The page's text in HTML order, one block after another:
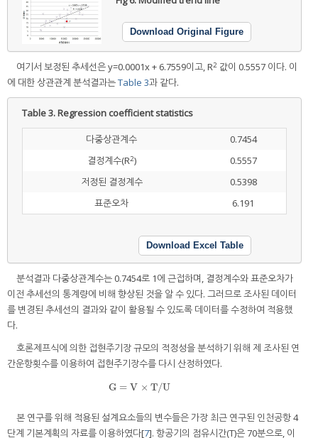
Download Original Figure
여기서 보정된 추세선은 y=0.0001x + 6.7559이고, R2 값이 0.5557 이다. 이
에 대한 상관관계 분석결과는Table 3과 같다.
Table 3.Regression coefficient statistics
다중상관계수
0.7454
결정계수(R2)
0.5557
저정된 결정계수
0.5398
표준오차
6.191
Download Excel Table
분석결과 다중상관계수는 0.7454로 1에 근접하며, 결정계수와 표준오차가
이전 추세선의 통계량에 비해 향상된 것을 알 수 있다. 그러므로 조사된 데이터
를 변경된 추세선의 결과와 같이 활용될 수 있도록 데이터를 수정하여 적용했
다.
호론제프식에 의한 접현주기장 규모의 적정성을 분석하기 위해 제 조사된 연
간운항횟수를 이용하여 접현주기장수를 다시 산정하였다.
G = V × T/U
G =V ×T /U
본 연구를 위해 적용된 설계요소들의 변수들은 가장 최근 연구된 인천공항 4
단계 기본계획의 자료를 이용하였다[7]. 항공기의 점유시간(T)은 70분으로, 이